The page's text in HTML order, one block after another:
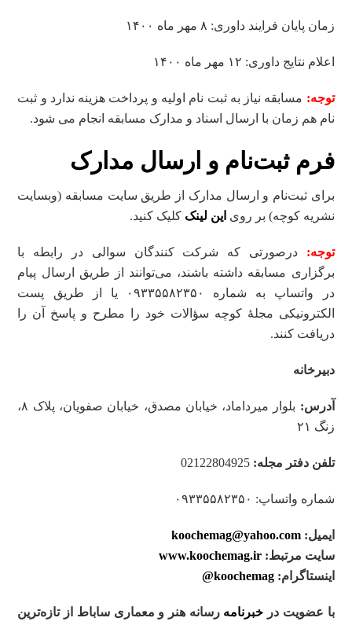
زمان پایان فرایند داوری: ۸ مهر ماه ۱۴۰۰
اعلام نتایج داوری: ۱۲ مهر ماه ۱۴۰۰
توجه: مسابقه نیاز به ثبت‌ نام اولیه و پرداخت هزینه ندارد و ثبت‌
نام هم‌ زمان با ارسال اسناد و مدارک مسابقه انجام می‌ شود.
فرم ثبت‌نام و ارسال مدارک
برای ثبت‌نام و ارسال مدارک از طریق سایت مسابقه (وبسایت
نشریه کوچه) بر روی این لینک کلیک کنید.
توجه: درصورتی‌ که شرکت‌ کنندگان سوالی در رابطه با
برگزاری مسابقه داشته باشند، می‌توانند از طریق ارسال پیام
در واتساپ به شماره ۰۹۳۳۵۵۸۲۳۵۰ یا از طریق پست
الکترونیکی مجلۀ کوچه سؤالات خود را مطرح و پاسخ آن را
دریافت کنند.
دبیرخانه
آدرس:
بلوار میرداماد، خیابان مصدق، خیابان صفویان، پلاک ۸،
زنگ ۲۱
تلفن دفتر مجله: 02122804925
شماره واتساپ: ۰۹۳۳۵۵۸۲۳۵۰
ایمیل: koochemag@yahoo.com
سایت مرتبط: www.koochemag.ir
اینستاگرام: koochemag@
با عضویت در خبرنامه رسانه هنر و معماری ساباط از تازهترین